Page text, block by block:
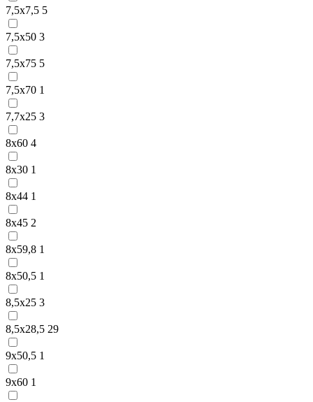
7,5х7,5 5
7,5х50 3
7,5х75 5
7,5х70 1
7,7х25 3
8х60 4
8х30 1
8х44 1
8х45 2
8х59,8 1
8х50,5 1
8,5х25 3
8,5х28,5 29
9х50,5 1
9х60 1